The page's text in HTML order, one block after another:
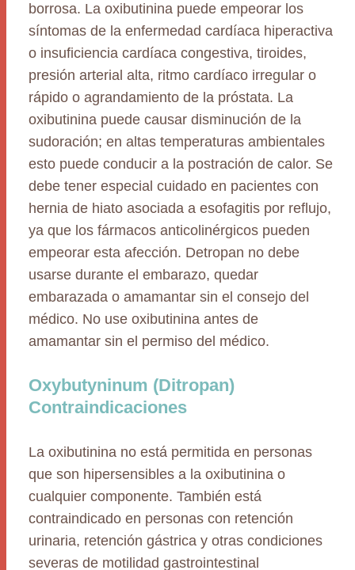
borrosa. La oxibutinina puede empeorar los
síntomas de la enfermedad cardíaca hiperactiva
o insuficiencia cardíaca congestiva, tiroides,
presión arterial alta, ritmo cardíaco irregular o
rápido o agrandamiento de la próstata. La
oxibutinina puede causar disminución de la
sudoración; en altas temperaturas ambientales
esto puede conducir a la postración de calor. Se
debe tener especial cuidado en pacientes con
hernia de hiato asociada a esofagitis por reflujo,
ya que los fármacos anticolinérgicos pueden
empeorar esta afección. Detropan no debe
usarse durante el embarazo, quedar
embarazada o amamantar sin el consejo del
médico. No use oxibutinina antes de
amamantar sin el permiso del médico.
Oxybutyninum (Ditropan)
Contraindicaciones
La oxibutinina no está permitida en personas
que son hipersensibles a la oxibutinina o
cualquier componente. También está
contraindicado en personas con retención
urinaria, retención gástrica y otras condiciones
severas de motilidad gastrointestinal